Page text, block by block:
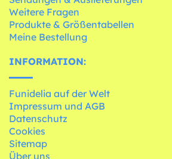
Weitere Fragen
Produkte & Größentabellen
Meine Bestellung
INFORMATION:
Funidelia auf der Welt
Impressum und AGB
Datenschutz
Cookies
Sitemap
Über uns